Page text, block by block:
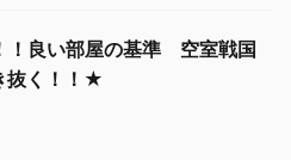
！良い部屋の基準 空室戦国
抜く！！★